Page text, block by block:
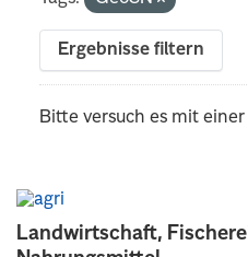
Landwirtschaft,
Ergebnisse filtern
Bitte versuch es mit